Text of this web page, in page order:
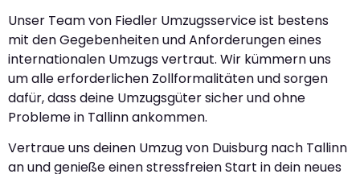
Unser Team von Fiedler Umzugsservice ist bestens
mit den Gegebenheiten und Anforderungen eines
internationalen Umzugs vertraut. Wir kümmern uns
um alle erforderlichen Zollformalitäten und sorgen
dafür, dass deine Umzugsgüter sicher und ohne
Probleme in Tallinn ankommen.
Vertraue uns deinen Umzug von Duisburg nach Tallinn
an und genieße einen stressfreien Start in dein neues